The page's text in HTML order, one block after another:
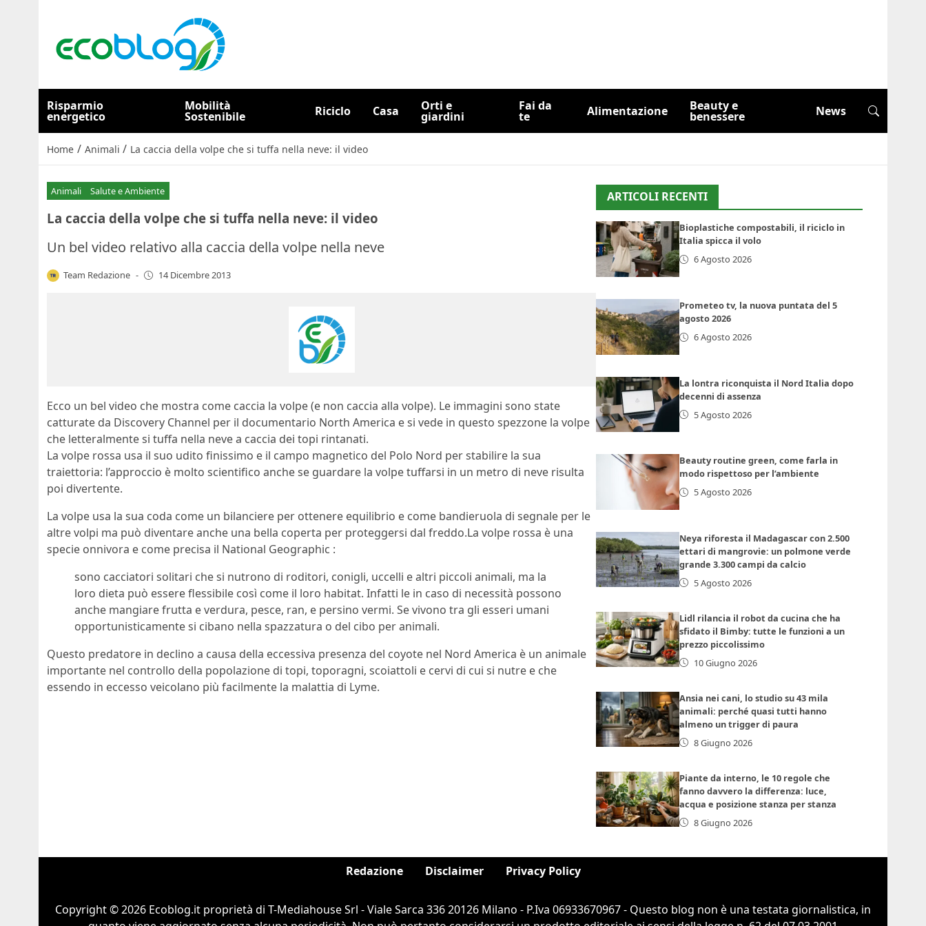
Risparmio
energetico
Mobilità
Sostenibile Riciclo Casa Orti e
giardini
Fai da
te Alimentazione Beauty e
benessere News
Home / Animali / La caccia della volpe che si tuffa nella neve: il video
Animali Salute e Ambiente
La caccia della volpe che si tuffa nella neve: il video
Un bel video relativo alla caccia della volpe nella neve
Team Redazione - 14 Dicembre 2013
Ecco un bel video che mostra come caccia la volpe (e non caccia alla volpe). Le immagini sono state
catturate da Discovery Channel per il documentario North America e si vede in questo spezzone la volpe
che letteralmente si tuffa nella neve a caccia dei topi rintanati.
La volpe rossa usa il suo udito finissimo e il campo magnetico del Polo Nord per stabilire la sua
traiettoria: l’approccio è molto scientifico anche se guardare la volpe tuffarsi in un metro di neve risulta
poi divertente.
La volpe usa la sua coda come un bilanciere per ottenere equilibrio e come bandieruola di segnale per le
altre volpi ma può diventare anche una bella coperta per proteggersi dal freddo.La volpe rossa è una
specie onnivora e come precisa il National Geographic :
sono cacciatori solitari che si nutrono di roditori, conigli, uccelli e altri piccoli animali, ma la
loro dieta può essere flessibile così come il loro habitat. Infatti le in caso di necessità possono
anche mangiare frutta e verdura, pesce, ran, e persino vermi. Se vivono tra gli esseri umani
opportunisticamente si cibano nella spazzatura o del cibo per animali.
Questo predatore in declino a causa della eccessiva presenza del coyote nel Nord America è un animale
importante nel controllo della popolazione di topi, toporagni, scoiattoli e cervi di cui si nutre e che
essendo in eccesso veicolano più facilmente la malattia di Lyme.
ARTICOLI RECENTI
Bioplastiche compostabili, il riciclo in
Italia spicca il volo
6 Agosto 2026
Prometeo tv, la nuova puntata del 5
agosto 2026
6 Agosto 2026
La lontra riconquista il Nord Italia dopo
decenni di assenza
5 Agosto 2026
Beauty routine green, come farla in
modo rispettoso per l’ambiente
5 Agosto 2026
Neya riforesta il Madagascar con 2.500
ettari di mangrovie: un polmone verde
grande 3.300 campi da calcio
5 Agosto 2026
Lidl rilancia il robot da cucina che ha
sfidato il Bimby: tutte le funzioni a un
prezzo piccolissimo
10 Giugno 2026
Ansia nei cani, lo studio su 43 mila
animali: perché quasi tutti hanno
almeno un trigger di paura
8 Giugno 2026
Piante da interno, le 10 regole che
fanno davvero la differenza: luce,
acqua e posizione stanza per stanza
8 Giugno 2026
Redazione Disclaimer Privacy Policy
Copyright © 2026 Ecoblog.it proprietà di T-Mediahouse Srl - Viale Sarca 336 20126 Milano - P.Iva 06933670967 - Questo blog non è una testata giornalistica, in